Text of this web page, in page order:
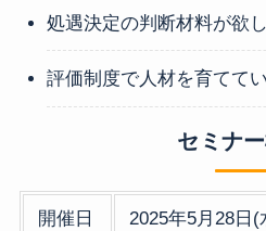
処遇決定の判断材料が欲
評価制度で人材を育てて
セミナ
開催日 2025年5月28日(